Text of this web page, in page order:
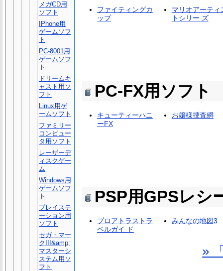
ファイティングカ
ップ
マリオアーティ
トシリー ズ
PC-FX用ソフト
キューティーハニ
ーFX
お嬢様捜査網
PSP用GPSレシ
プロアトラストラ
ベルガイ ド
みんなの地図3
»
メガCD用
ソフト
IPhone用
ゲームソフ
ト
PC-8001用
ゲームソフ
ト
ドリームキ
ャスト用ソ
フト
Linux用ゲ
ームソフト
ファミリー
コンピュー
タ用ソフト
レーザーデ
ィスクゲー
ム
Windows用
ゲームソフ
ト
プレイステ
ーション用
ソフト
セガ・マー
クIII&amp;
マスターシ
ステム用ソ
フト